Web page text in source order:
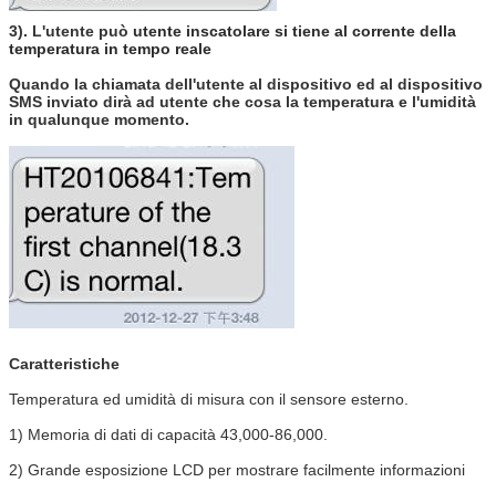
3). L'utente può utente inscatolare si tiene al corrente della
temperatura in tempo reale
Quando la chiamata dell'utente al dispositivo ed al dispositivo
SMS inviato dirà ad utente che cosa la temperatura e l'umidità
in qualunque momento.
Caratteristiche
Temperatura ed umidità di misura con il sensore esterno.
1) Memoria di dati di capacità 43,000-86,000.
2) Grande esposizione LCD per mostrare facilmente informazioni